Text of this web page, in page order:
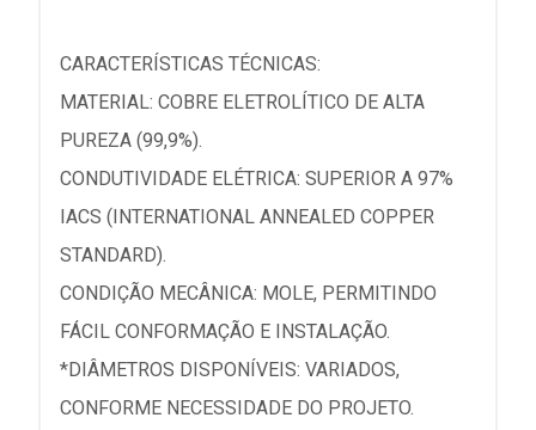
CARACTERÍSTICAS TÉCNICAS:
MATERIAL: COBRE ELETROLÍTICO DE ALTA
PUREZA (99,9%).
CONDUTIVIDADE ELÉTRICA: SUPERIOR A 97%
IACS (INTERNATIONAL ANNEALED COPPER
STANDARD).
CONDIÇÃO MECÂNICA: MOLE, PERMITINDO
FÁCIL CONFORMAÇÃO E INSTALAÇÃO.
*DIÂMETROS DISPONÍVEIS: VARIADOS,
CONFORME NECESSIDADE DO PROJETO.